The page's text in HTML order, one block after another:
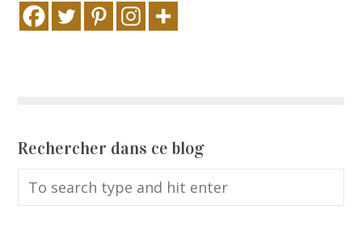
Rechercher dans ce blog